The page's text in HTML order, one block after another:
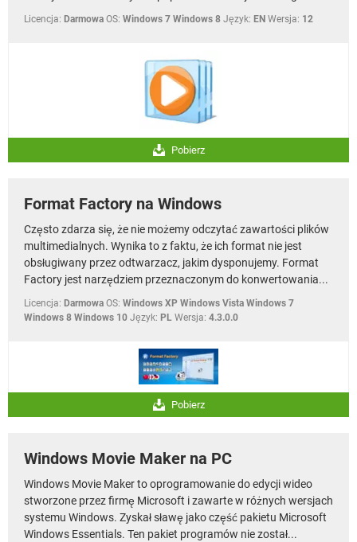
Licencja: Darmowa OS: Windows 7 Windows 8 Język: EN Wersja: 12
Pobierz
Format Factory na Windows
Często zdarza się, że nie możemy odczytać zawartości plików
multimedialnych. Wynika to z faktu, że ich format nie jest
obsługiwany przez odtwarzacz, jakim dysponujemy. Format
Factory jest narzędziem przeznaczonym do konwertowania...
Licencja: Darmowa OS: Windows XP Windows Vista Windows 7
Windows 8 Windows 10 Język: PL Wersja: 4.3.0.0
Pobierz
Windows Movie Maker na PC
Windows Movie Maker to oprogramowanie do edycji wideo
stworzone przez firmę Microsoft i zawarte w różnych wersjach
systemu Windows. Zyskał sławę jako część pakietu Microsoft
Windows Essentials. Ten pakiet programów nie został...